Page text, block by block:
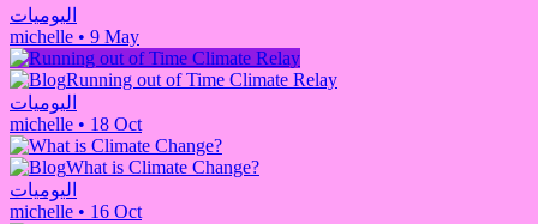
اليوميات
michelle • 9 May
Running out of Time Climate Relay
اليوميات
michelle • 18 Oct
What is Climate Change?
اليوميات
michelle • 16 Oct